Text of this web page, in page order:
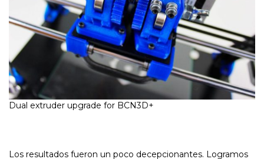
Dual extruder upgrade for BCN3D+
Los resultados fueron un poco decepcionantes. Logramos